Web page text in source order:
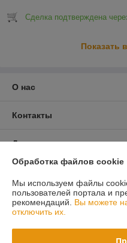
Сделка подтверждена
Показать
О нас
Контакты
Доставка и оплата
Полная версия сайта
Политика обработки
Обработка файлов cookie
Мы используем файлы
пользователей портала и
рекомендаций. Вы можете
отключить их.